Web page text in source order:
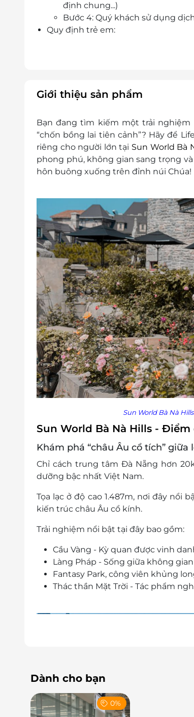
định chung...)
Bước 4: Quý khách sử dụng
Quy định trẻ em:
Khách hàng cao từ 100cm đến
Giới thiệu sản phẩm
Bạn đang tìm kiếm một trải
“chốn bồng lai tiên cảnh”? Hãy để
riêng cho người lớn tại Sun World Bà
phong phú, không gian sang trọng
hôn buông xuống trên đỉnh núi Chúa!
Sun World Bà Nà
Sun World Bà Nà Hills -
Khám phá “châu Âu cổ tích” giữa
Chỉ cách trung tâm Đà Nẵng hơn
dưỡng bậc nhất Việt Nam.
Tọa lạc ở độ cao 1.487m, nơi đây nổi
kiến trúc châu Âu cổ kính.
Trải nghiệm nổi bật tại đây bao gồm:
Cầu Vàng - Kỳ quan được vinh
Làng Pháp - Sống giữa không
Fantasy Park, công viên khủng
Thác thần Mặt Trời - Tác phẩm
Dành cho bạn
0%